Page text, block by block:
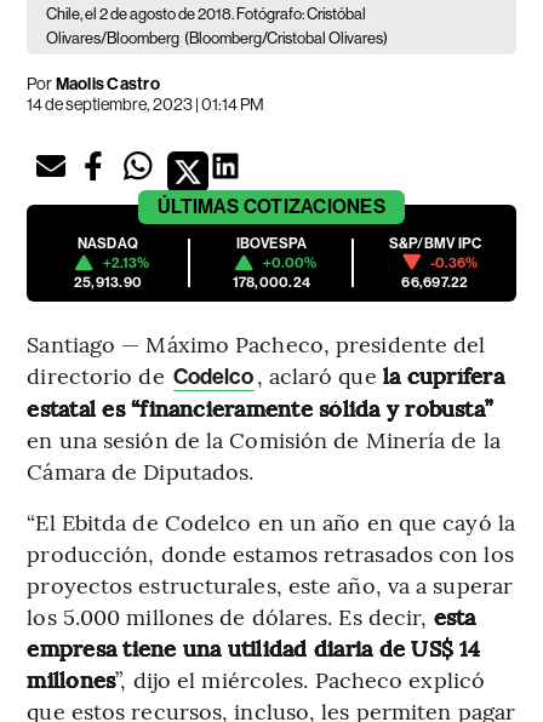
Chile, el 2 de agosto de 2018. Fotógrafo: Cristóbal
Olivares/Bloomberg (Bloomberg/Cristobal Olivares)
PorMaolis Castro
14 de septiembre, 2023 | 01:14 PM
ÚLTIMAS COTIZACIONES
NASDAQ
+2.13%
25,913.90
IBOVESPA
+0.00%
178,000.24
S&P/BMV IPC
-0.36%
66,697.22
Santiago — Máximo Pacheco, presidente del
directorio de Codelco, aclaró que la cuprífera
estatal es “financieramente sólida y robusta”
en una sesión de la Comisión de Minería de la
Cámara de Diputados.
“El Ebitda de Codelco en un año en que cayó la
producción, donde estamos retrasados con los
proyectos estructurales, este año, va a superar
los 5.000 millones de dólares. Es decir, esta
empresa tiene una utilidad diaria de US$ 14
millones”, dijo el miércoles. Pacheco explicó
que estos recursos, incluso, les permiten pagar